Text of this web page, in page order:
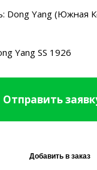
Dong Yang (Южная
Yang SS 1926
Отправить